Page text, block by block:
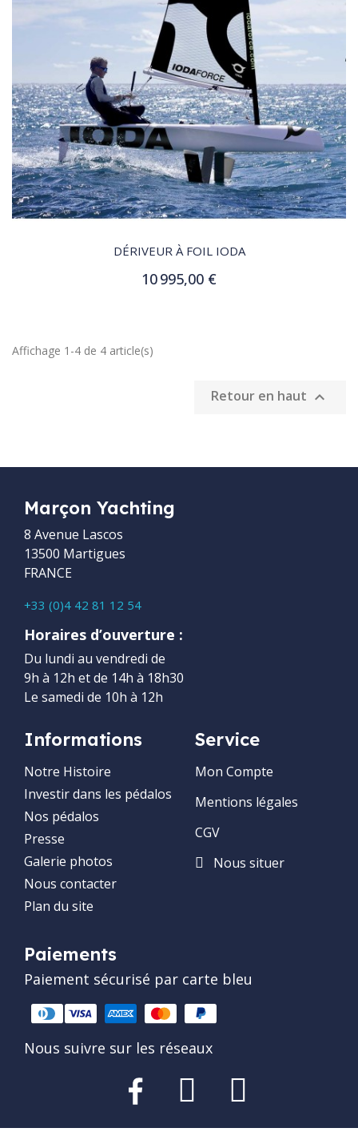
QUICK VIEW
DÉRIVEUR À FOIL IODA
10 995,00 €
Ajouter au panier
Affichage 1-4 de 4 article(s)
Retour en haut 
Marçon Yachting
8 Avenue Lascos
13500 Martigues
FRANCE
+33 (0)4 42 81 12 54
Horaires d’ouverture :
Du lundi au vendredi de
9h à 12h et de 14h à 18h30
Le samedi de 10h à 12h
Informations
Notre Histoire
Investir dans les pédalos
Nos pédalos
Presse
Galerie photos
Nous contacter
Plan du site
Service
Mon Compte
Mentions légales
CGV
Nous situer
Paiements
Paiement sécurisé par carte bleu
Nous suivre sur les réseaux